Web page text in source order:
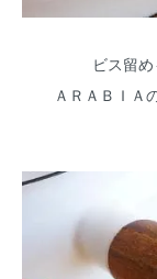
ビス留
ＡＲＡＢＩＡ